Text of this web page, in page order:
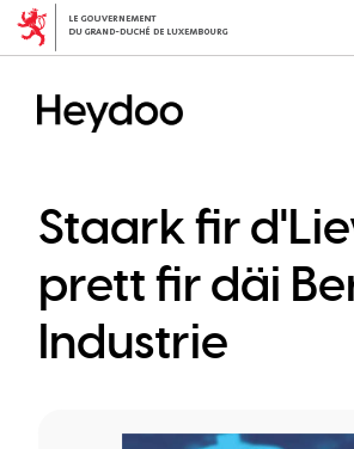
Direkt
zum
Staark fir
prett fir däi
Industrie